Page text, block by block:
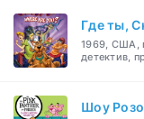
Где ты,
1969, США,
детектив,
Шоу